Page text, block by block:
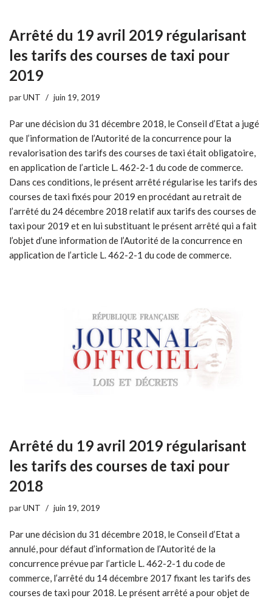
Arrêté du 19 avril 2019 régularisant
les tarifs des courses de taxi pour
2019
parUNT juin 19, 2019
Par une décision du 31 décembre 2018, le Conseil d’Etat a jugé
que l’information de l’Autorité de la concurrence pour la
revalorisation des tarifs des courses de taxi était obligatoire,
en application de l’article L. 462-2-1 du code de commerce.
Dans ces conditions, le présent arrêté régularise les tarifs des
courses de taxi fixés pour 2019 en procédant au retrait de
l’arrêté du 24 décembre 2018 relatif aux tarifs des courses de
taxi pour 2019 et en lui substituant le présent arrêté qui a fait
l’objet d’une information de l’Autorité de la concurrence en
application de l’article L. 462-2-1 du code de commerce.
Arrêté du 19 avril 2019 régularisant
les tarifs des courses de taxi pour
2018
parUNT juin 19, 2019
Par une décision du 31 décembre 2018, le Conseil d’Etat a
annulé, pour défaut d’information de l’Autorité de la
concurrence prévue par l’article L. 462-2-1 du code de
commerce, l’arrêté du 14 décembre 2017 fixant les tarifs des
courses de taxi pour 2018. Le présent arrêté a pour objet de